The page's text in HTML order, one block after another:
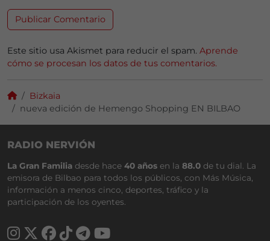
Este sitio usa Akismet para reducir el spam. Aprende
cómo se procesan los datos de tus comentarios.
Bizkaia
nueva edición de Hemengo Shopping EN BILBAO
RADIO NERVIÓN
La Gran Familia desde hace 40 años en la 88.0 de tu dial. La
emisora de Bilbao para todos los públicos, con Más Música,
información a menos cinco, deportes, tráfico y la
participación de los oyentes.